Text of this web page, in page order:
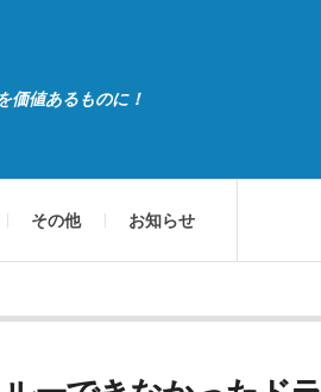
価値あるものに！
その他 お知らせ